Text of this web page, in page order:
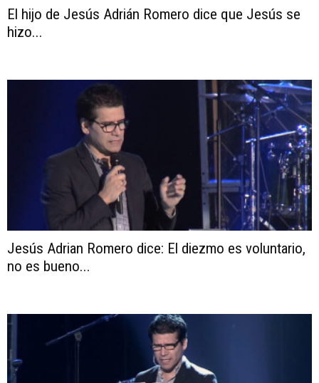
El hijo de Jesús Adrián Romero dice que Jesús se
hizo...
Jesús Adrian Romero dice: El diezmo es voluntario,
no es bueno...